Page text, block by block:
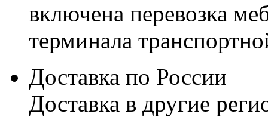
включена перевозка
терминала
Доставка по России
Доставка в другие